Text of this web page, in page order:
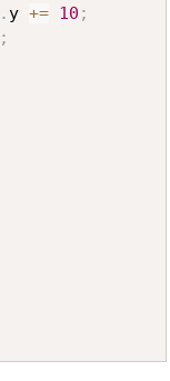
. y += 10 ;
;